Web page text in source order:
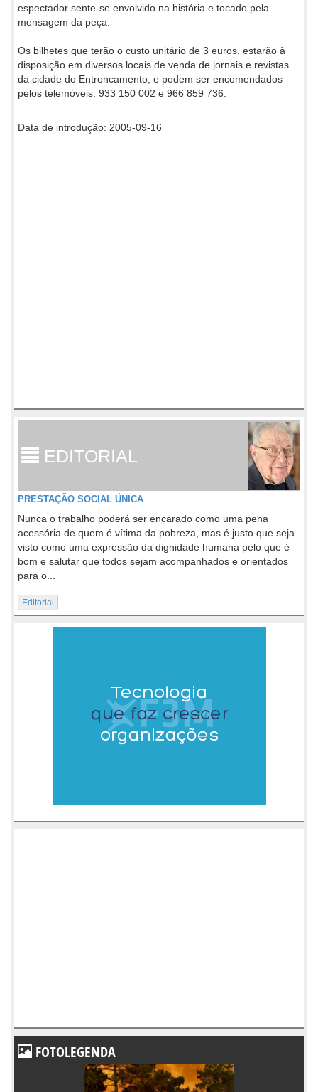
espectador sente-se envolvido na história e tocado pela
mensagem da peça.
Os bilhetes que terão o custo unitário de 3 euros, estarão à
disposição em diversos locais de venda de jornais e revistas
da cidade do Entroncamento, e podem ser encomendados
pelos telemóveis: 933 150 002 e 966 859 736.
Data de introdução: 2005-09-16
EDITORIAL
PRESTAÇÃO SOCIAL ÚNICA
Nunca o trabalho poderá ser encarado como uma pena
acessória de quem é vítima da pobreza, mas é justo que seja
visto como uma expressão da dignidade humana pelo que é
bom e salutar que todos sejam acompanhados e orientados
para o...
Editorial
FOTOLEGENDA